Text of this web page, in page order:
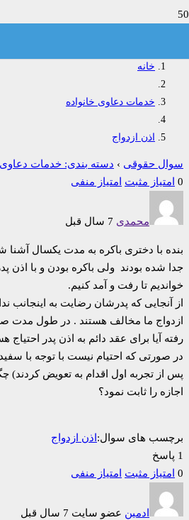
خانه
خدمات دعاوی خانواده
اذن ازدواج
سوال حقوقی › دسته بندی: خدمات دعاوی
0 امتیاز مثبت امتیاز منفی
محمدی
بنده با دختری باکره به مدت یکسال آشنا
جدا شده بودند ولی باکره بودن و با اذن
خواندیم تا رفت و آمد کنیم.
از آنجایی که پدرشان رضایت به اینجانب
ازدواج ما مخالف هستند . در طول مدت
رفته آیا برای عقد دائم به اذن پدر احتیاج
در صورتی که احتیام نیست با توجه با
پس از تجربه اول اقدام به تعویض کردند)
اجازه را ثابت نمود؟
برچسب های سوال: اذن ازدواج
1 پاسخ
0 امتیاز مثبت امتیاز منفی
ادمین عضو سایت